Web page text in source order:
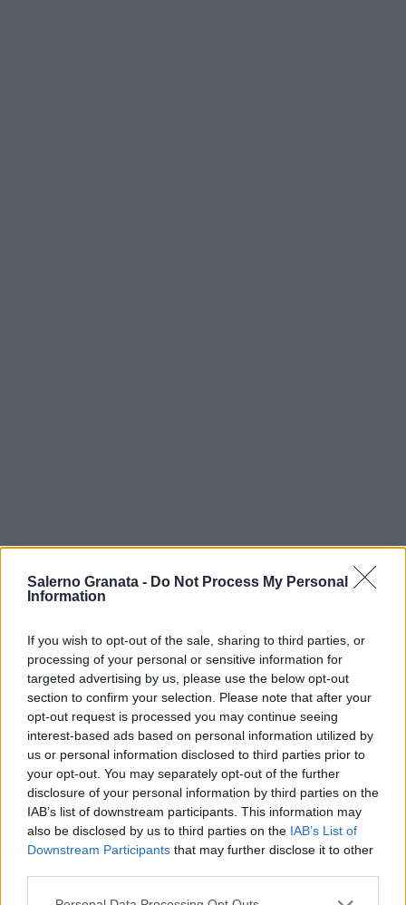
Salerno Granata - Do Not Process My Personal
Information
If you wish to opt-out of the sale, sharing to third parties, or
processing of your personal or sensitive information for
targeted advertising by us, please use the below opt-out
section to confirm your selection. Please note that after your
opt-out request is processed you may continue seeing
interest-based ads based on personal information utilized by
us or personal information disclosed to third parties prior to
your opt-out. You may separately opt-out of the further
disclosure of your personal information by third parties on the
IAB’s list of downstream participants. This information may
also be disclosed by us to third parties on the IAB’s List of
Downstream Participants that may further disclose it to other